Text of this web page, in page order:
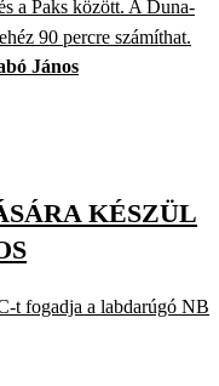
a Paks között. A Duna-
90 percre számíthat.
János
KÉSZÜL
t fogadja a labdarúgó NB